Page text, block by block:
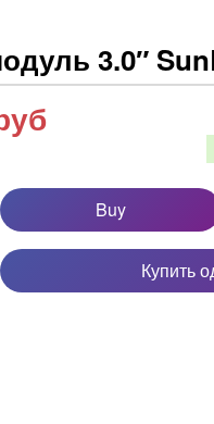
3.0″
Buy
Купить